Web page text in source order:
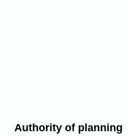
Authority of planning